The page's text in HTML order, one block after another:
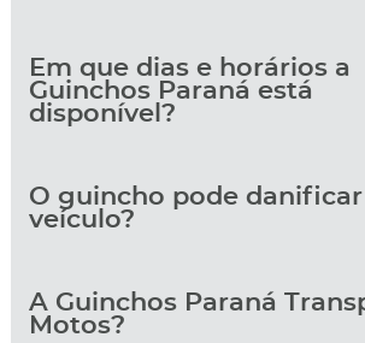
Em que dias e horários a
Guinchos Paraná está
disponível?
O guincho pode
veículo?
A Guinchos Paraná
Motos?